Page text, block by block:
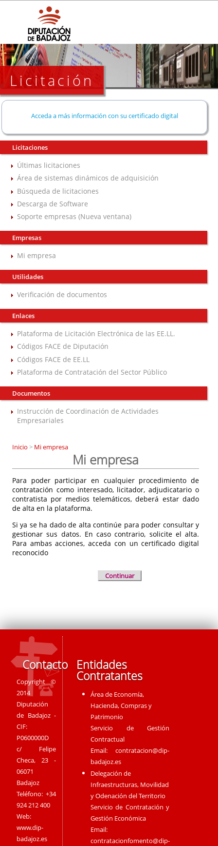
Licitación
Acceda a más información con su certificado digital
Licitaciones
Últimas licitaciones
Área de sistemas dinámicos de adquisición
Búsqueda de licitaciones
Descarga de Software
Soporte empresas (Nueva ventana)
Empresas
Mi empresa
Utilidades
Verificación de documentos
Enlaces
Plataforma de Licitación Electrónica de las EE.LL.
Códigos FACE de Diputación
Códigos FACE de EE.LL
Plataforma de Contratación del Sector Público
Documentos
Instrucción de Coordinación de Actividades
Empresariales
Inicio > Mi empresa
Mi empresa
Para poder participar en cualquier procedimiento de
contratación como interesado, licitador, adjudicatario o
contratista por medios telemáticos, deberá estar dado
de alta en la plataforma.
Si ya se ha dado de alta continúe para poder consultar y
gestionar sus datos. En caso contrario, solicite el alta.
Para ambas acciones, acceda con un certificado digital
reconocido
Continuar
Contacto
Copyright ©
2014
Diputación
de Badajoz -
CIF:
P0600000D
c/ Felipe
Checa, 23 -
06071
Badajoz
Teléfono: +34
924 212 400
Web:
www.dip-
badajoz.es
Entidades
Contratantes
Área de Economía,
Hacienda, Compras y
Patrimonio
Servicio de Gestión
Contractual
Email:contratacion@dip-
badajoz.es
Delegación de
Infraestructuras, Movilidad
y Odenación del Territorio
Servicio de Contratación y
Gestión Económica
Email:
contratacionfomento@dip-